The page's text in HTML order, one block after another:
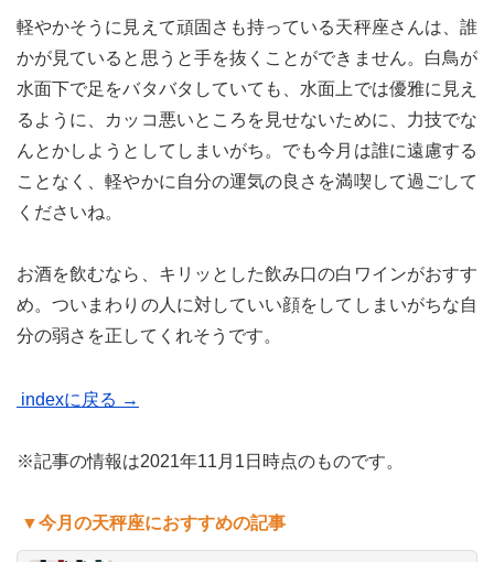
ノミスタイル] 公式twitterペ
エノミスタイル] 公式facebookペ
style[イエノミスタイル] 公式
軽やかそうに見えて頑固さも持っている天秤座さんは、誰
かが見ていると思うと手を抜くことができません。白鳥が
水面下で足をバタバタしていても、水面上では優雅に見え
るように、カッコ悪いところを見せないために、力技でな
んとかしようとしてしまいがち。でも今月は誰に遠慮する
ことなく、軽やかに自分の運気の良さを満喫して過ごして
くださいね。
お酒を飲むなら、キリッとした飲み口の白ワインがおすす
め。ついまわりの人に対していい顔をしてしまいがちな自
分の弱さを正してくれそうです。
indexに戻る →
※記事の情報は2021年11月1日時点のものです。
▼今月の天秤座におすすめの記事